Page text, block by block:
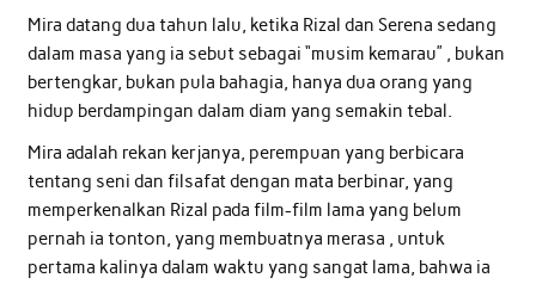
Mira datang dua tahun lalu, ketika Rizal dan Serena sedang
dalam masa yang ia sebut sebagai “musim kemarau” , bukan
bertengkar, bukan pula bahagia, hanya dua orang yang
hidup berdampingan dalam diam yang semakin tebal.
Mira adalah rekan kerjanya, perempuan yang berbicara
tentang seni dan filsafat dengan mata berbinar, yang
memperkenalkan Rizal pada film-film lama yang belum
pernah ia tonton, yang membuatnya merasa , untuk
pertama kalinya dalam waktu yang sangat lama, bahwa ia